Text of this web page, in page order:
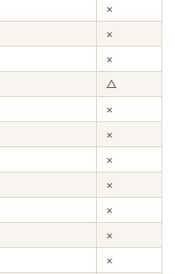
×
×
×
△
×
×
×
×
×
×
×